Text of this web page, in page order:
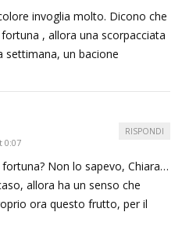
invoglia molto. Dicono che
, allora una scorpacciata
settimana, un bacione
0:07
Non lo sapevo, Chiara…
allora ha un senso che
ora questo frutto, per il
RISPONDI